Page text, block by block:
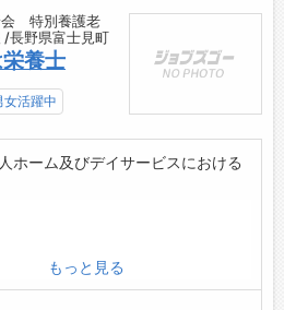
会 特別養護老
長野県富士見町
養士
女活躍中
ホーム及びデイサービスにおける
80名 3食とおやつ
もっと見る